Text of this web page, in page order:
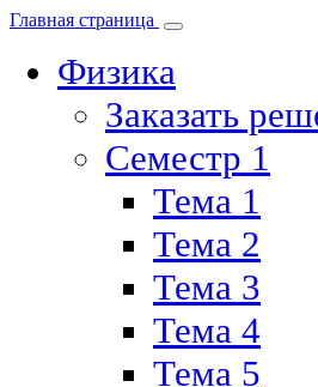
Главная страница
Физика
Заказать
Семестр 1
Тема 1
Тема 2
Тема 3
Тема 4
Тема 5